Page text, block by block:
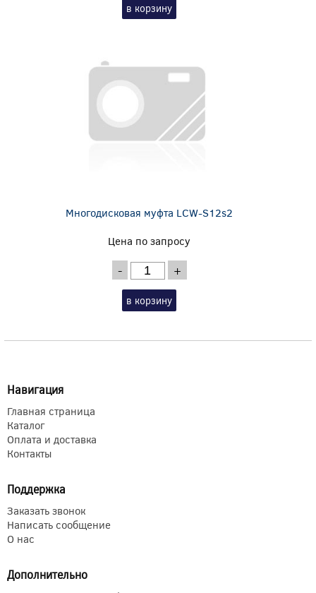
в корзину
Многодисковая муфта LCW-S12s2
Цена по запросу
- +
в корзину
Навигация
Главная страница
Каталог
Оплата и доставка
Контакты
Поддержка
Заказать звонок
Написать сообщение
О нас
Дополнительно